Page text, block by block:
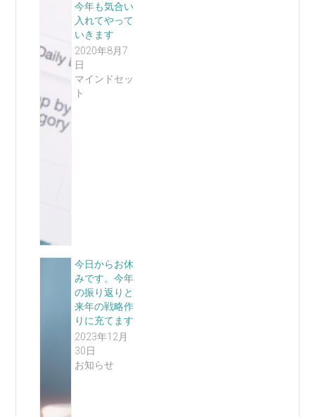
今年も気合い
入れてやって
いきます
2020年8月7
日
マインドセッ
ト
今日からお休
みです。今年
の振り返りと
来年の戦略作
りに充てます
2023年12月
30日
お知らせ